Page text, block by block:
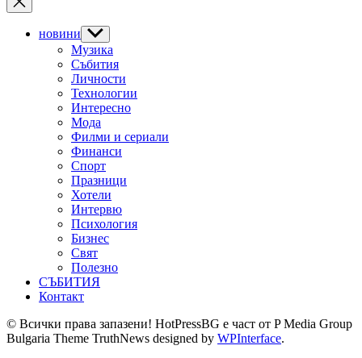
новини Show
sub
menu
Музика
Събития
Личности
Технологии
Интересно
Мода
Филми и сериали
Финанси
Спорт
Празници
Хотели
Интервю
Психология
Бизнес
Свят
Полезно
СЪБИТИЯ
Контакт
© Всички права запазени! HotPressBG е част от P Media Group
Bulgaria Theme TruthNews designed by WPInterface.